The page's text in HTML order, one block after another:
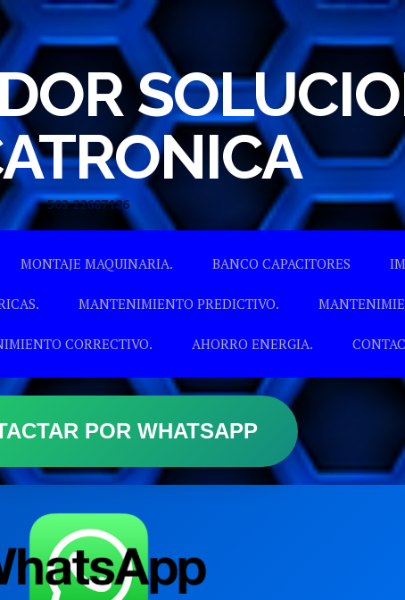
503 22687186
Skip to content
MONTAJE MAQUINARIA. BANCO CAPACITORES
MANTENIMIENTO PREDICTIVO.
CORRECTIVO. AHORRO ENERGIA.
POR WHATSAPP